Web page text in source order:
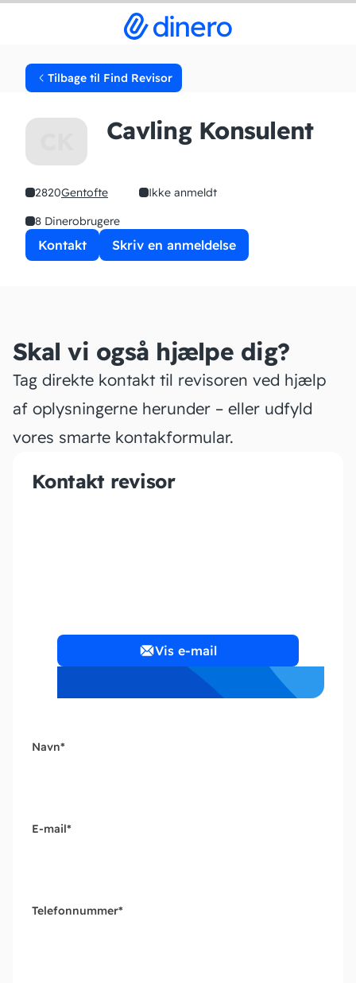
Tilbage til Find Revisor
Cavling Konsulent
2820Gentofte
Ikke anmeldt
8 Dinerobrugere
Kontakt Skriv en anmeldelse
Skal vi også hjælpe dig?
Tag direkte kontakt til revisoren ved hjælp
af oplysningerne herunder – eller udfyld
vores smarte kontakformular.
Kontakt revisor
Vis e-mail
Navn*
E-mail*
Telefonnummer*